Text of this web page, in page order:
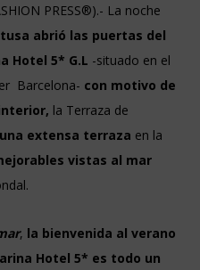
PRESS®).- La noche
abrió las puertas del
Hotel 5* G.L -situado en el
Barcelona- con motivo de
la Terraza de
extensa terraza en la
vistas al mar
, la bienvenida al verano
Hotel 5* es todo un